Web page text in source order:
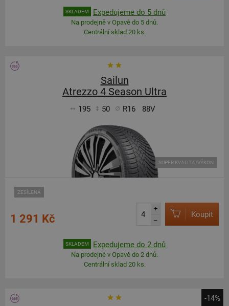
SKLADEM Expedujeme do 5 dnů
Na prodejně v Opavě do 5 dnů.
Centrální sklad 20 ks.
Sailun
Atrezzo 4 Season Ultra
195 50 R16 88V
ZESÍLENÁ
SUPER KVALITA/VÝKON
1 291 Kč
+
–
Koupit
SKLADEM Expedujeme do 2 dnů
Na prodejně v Opavě do 2 dnů.
Centrální sklad 20 ks.
-14%